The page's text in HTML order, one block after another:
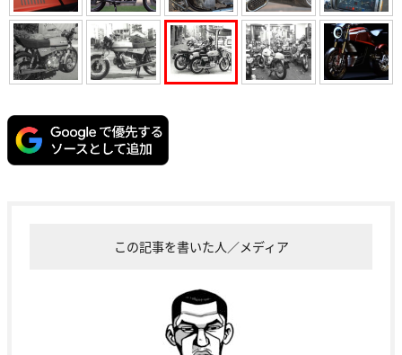
この記事を書いた人／メディア